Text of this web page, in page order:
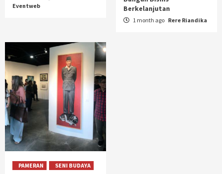
Eventweb
Berkelanjutan
1 month ago Rere Riandika
PAMERAN
SENI BUDAYA